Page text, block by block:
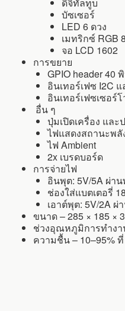
ดิจิทัลทูบ
บัซเซอร์
LED 6 ดวง
เมทริกซ์ RGB
จอ LCD 1602
การขยาย
GPIO header 40
อินเทอร์เฟซ I2C
อินเทอร์เฟซเซอร์
อื่น ๆ
ปุ่มเปิดเครื่อง และ
ไฟแสดงสถานะพลั
ไฟ Ambient
2x เบรดบอร์ด
การจ่ายไฟ
อินพุต: 5V/5A ผ่า
ช่องใส่แบตเตอรี่
เอาต์พุต: 5V/2A ผ่
ขนาด – 285 × 185 ×
ช่วงอุณหภูมิการทำงา
ความชื้น – 10–95%